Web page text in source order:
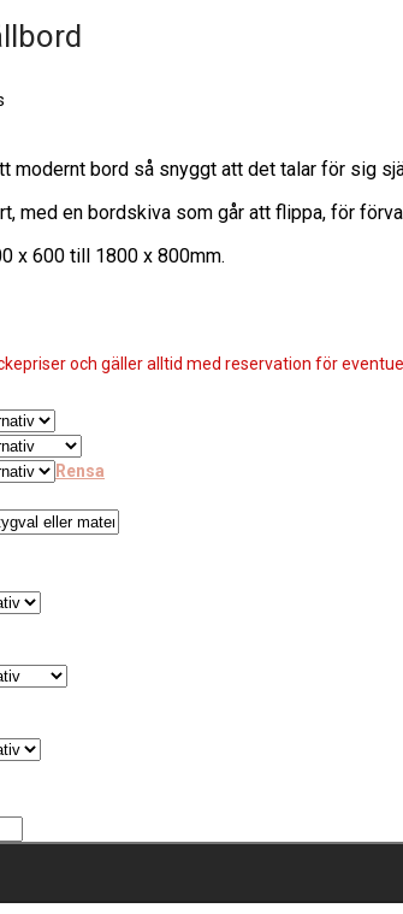
modernt bord så snyggt att det talar för sig
med en bordskiva som går att flippa, för
x 600 till 1800 x 800mm.
och gäller alltid med reservation för
Rensa